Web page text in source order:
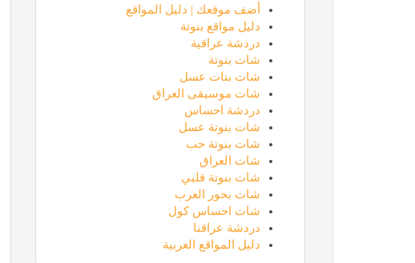
أضف موقعك | دليل المواقع
دليل مواقع بنوتة
دردشة عراقية
شات بنوتة
شات بنات عسل
شات موسيقى العراق
دردشة احساس
شات بنوتة عسل
شات بنوتة حب
شات العراق
شات بنوتة قلبي
شات بحور العرب
شات احساس كول
دردشة عراقنا
دليل المواقع العربية